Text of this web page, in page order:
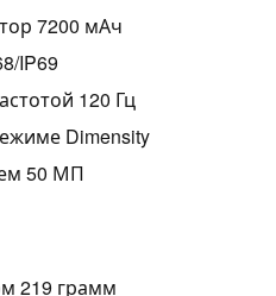
7200 мАч
IP69
120 Гц
Dimensity
50 МП
219 грамм